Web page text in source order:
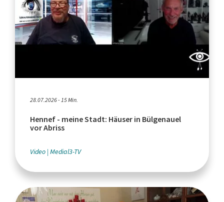
28.07.2026 - 15 Min.
Hennef - meine Stadt: Häuser in Bülgenauel
vor Abriss
Video Medial3-TV